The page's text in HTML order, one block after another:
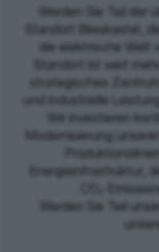
Werden Sie Teil der
Standort Blieskastel,
die elektrische Welt
Standort ist weit
strategisches
und industrielle
Wir investieren
Modernisierung
Energieinfrastruktur,
CO₂-
Werden Sie Teil